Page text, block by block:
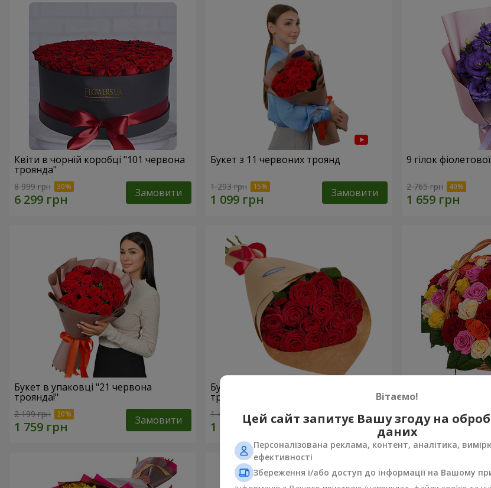
Квіти в чорній коробці "101 червона
троянда"
8 999 грн Замовити
Букет з 11 червоних троянд
1 293 грн Замовити
9 гілок
2 765 грн
Букет в упаковці "21 червона
троянда!"
2 199 грн Замовити
Букет в ЕКО упаковці "15 червоних
троянд"
1 481 грн Замовити
Кошик "51
4 799 грн
Вітаємо!
Цей сайт запитує Вашу згоду на
даних
Персоналізована реклама, контент, аналітика,
ефективності
Збереження і/або доступ до інформації на Вашому